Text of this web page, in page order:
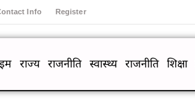
Info Register
राज्य राजनीति स्वास्थ्य राजनीति शिक्षा